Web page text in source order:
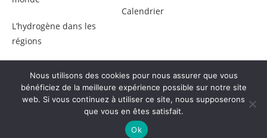
L’hydrogène dans les
régions
Calendrier
© Copyright –Communicaweb 2026
Gestion des données personnelles
Nous utilisons des cookies pour nous assurer que vous
bénéficiez de la meilleure expérience possible sur notre site
web. Si vous continuez à utiliser ce site, nous supposerons
que vous en êtes satisfait.
Ok